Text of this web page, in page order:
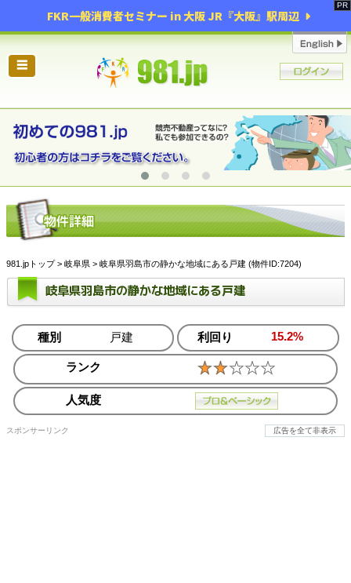
FKR一般消費者セミナー in 大阪 JR『大阪』駅周辺
☰
981.jpトップ> 岐阜県 > 岐阜県羽島市の静かな地域にある戸建 (物件ID:7204)
岐阜県羽島市の静かな地域にある戸建
種別 戸建 利回り 15.2%
ランク
人気度
スポンサーリンク 広告を全て非表示